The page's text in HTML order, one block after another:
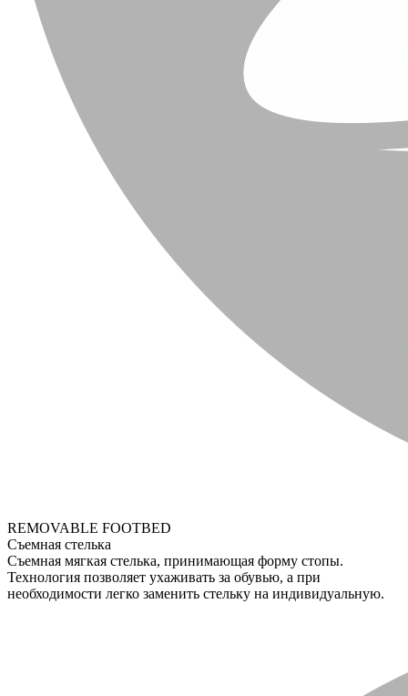
REMOVABLE FOOTBED
Съемная стелька
Съемная мягкая стелька, принимающая форму стопы.
Технология позволяет ухаживать за обувью, а при
необходимости легко заменить стельку на индивидуальную.